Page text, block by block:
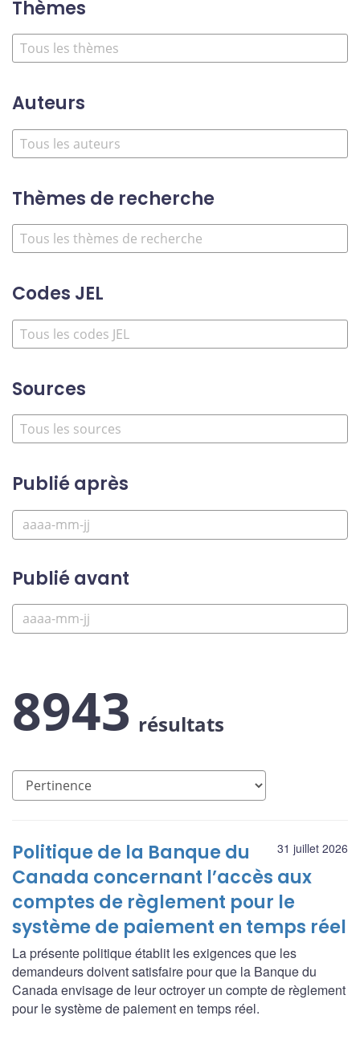
Thèmes
Auteurs
Thèmes de recherche
Codes JEL
Sources
Publié après
Publié avant
8943 résultats
31 juillet 2026
Politique de la Banque du
Canada concernant l’accès aux
comptes de règlement pour le
système de paiement en temps réel
La présente politique établit les exigences que les
demandeurs doivent satisfaire pour que la Banque du
Canada envisage de leur octroyer un compte de règlement
pour le système de paiement en temps réel.